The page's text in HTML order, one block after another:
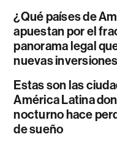
¿Qué países de
apuestan por el
panorama legal
nuevas inversiones
Estas son las
América Latina
nocturno hace
de sueño